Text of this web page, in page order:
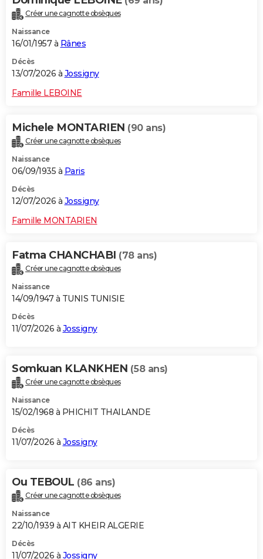
Créer une cagnotte obsèques
Naissance
16/01/1957 à Rânes
Décès
13/07/2026 à Jossigny
Famille LEBOINE
Michele MONTARIEN (90 ans)
Créer une cagnotte obsèques
Naissance
06/09/1935 à Paris
Décès
12/07/2026 à Jossigny
Famille MONTARIEN
Fatma CHANCHABI (78 ans)
Créer une cagnotte obsèques
Naissance
14/09/1947 à TUNIS TUNISIE
Décès
11/07/2026 à Jossigny
Somkuan KLANKHEN (58 ans)
Créer une cagnotte obsèques
Naissance
15/02/1968 à PHICHIT THAILANDE
Décès
11/07/2026 à Jossigny
Ou TEBOUL (86 ans)
Créer une cagnotte obsèques
Naissance
22/10/1939 à AIT KHEIR ALGERIE
Décès
11/07/2026 à Jossigny